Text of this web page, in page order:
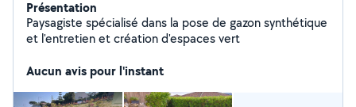
Présentation
Paysagiste spécialisé dans la pose de gazon synthétique
et l'entretien et création d'espaces vert
Aucun avis pour l'instant